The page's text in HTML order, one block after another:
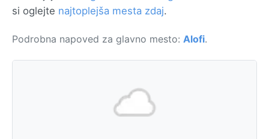
si oglejte najtoplejša mesta zdaj.
Podrobna napoved za glavno mesto: Alofi.